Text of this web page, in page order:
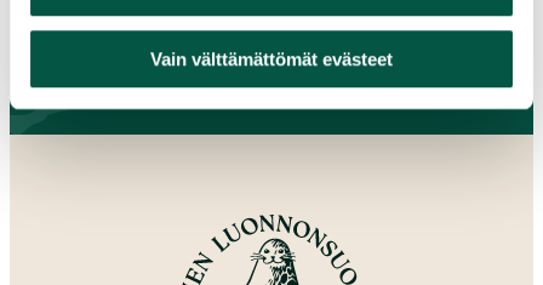
Vain välttämättömät evästeet
Uusimaa
Varsinais-Suomi